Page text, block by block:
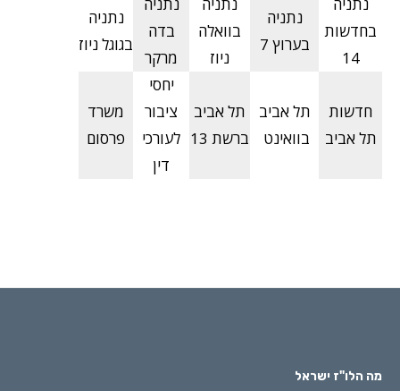
נתניה
בחדשות
14
נתניה
בערוץ 7
נתניה
בוואלה
ניוז
נתניה
בדה
מרקר
נתניה
בגוגל ניוז
חדשות
תל אביב
תל אביב
בוואינט
תל אביב
ברשת 13
יחסי
ציבור
לעורכי
דין
משרד
פרסום
מה הלו"ז ישראל